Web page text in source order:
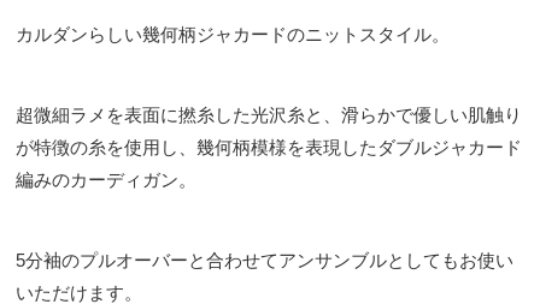
カルダンらしい幾何柄ジャカードのニットスタイル。
超微細ラメを表面に撚糸した光沢糸と、滑らかで優しい肌触り
が特徴の糸を使用し、幾何柄模様を表現したダブルジャカード
編みのカーディガン。
5分袖のプルオーバーと合わせてアンサンブルとしてもお使い
いただけます。